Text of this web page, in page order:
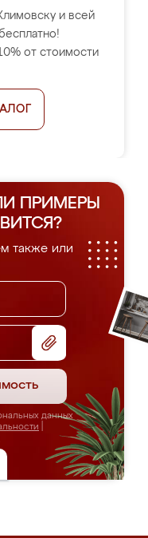
и всей
от стоимости
ПРИМЕРЫ
также или
данных